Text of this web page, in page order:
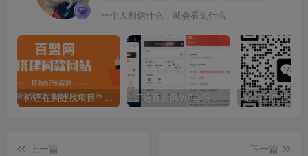
一个人相信什么，就会看见什么
你还在到处找项目？还在当韭菜？我靠卖项目一个月收入5万+，曾经我也是个失败者。 开通百盟网VIP会员，尊享全站资源免费下载，享70%的推广提成！！【限时五折优惠】
上一篇
下一篇